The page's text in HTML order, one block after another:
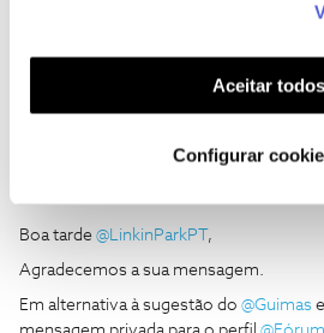
funcionalidades (cookies de
funcionalidade) e adaptar
(cookies de publicidade
utilização dos cookies clicando em
Aceitar todos
Configurar
Boa tarde @LinkinParkPT ,
Agradecemos a sua mensagem.
Em alternativa à sugestão do @Guimas